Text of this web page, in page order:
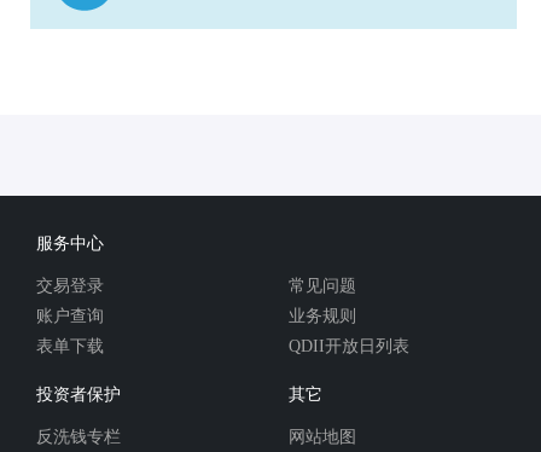
服务中心
交易登录
账户查询
表单下载
常见问题
业务规则
QDII开放日列表
投资者保护
反洗钱专栏
其它
网站地图